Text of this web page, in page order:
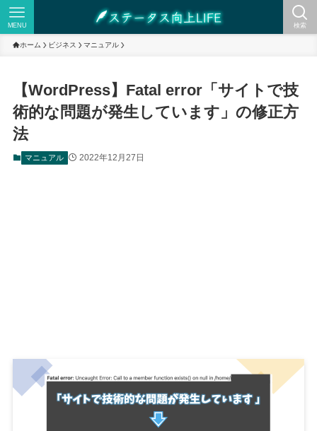
検索
MENU
ホーム ビジネス マニュアル
【WordPress】Fatal error「サイトで技
術的な問題が発生しています」の修正方
法
マニュアル 2022年12月27日